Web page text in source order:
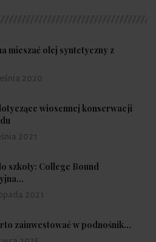
mieszać olej syntetyczny z
wiosennej konserwacji
szkoły: College Bound
zainwestować w podnośnik...